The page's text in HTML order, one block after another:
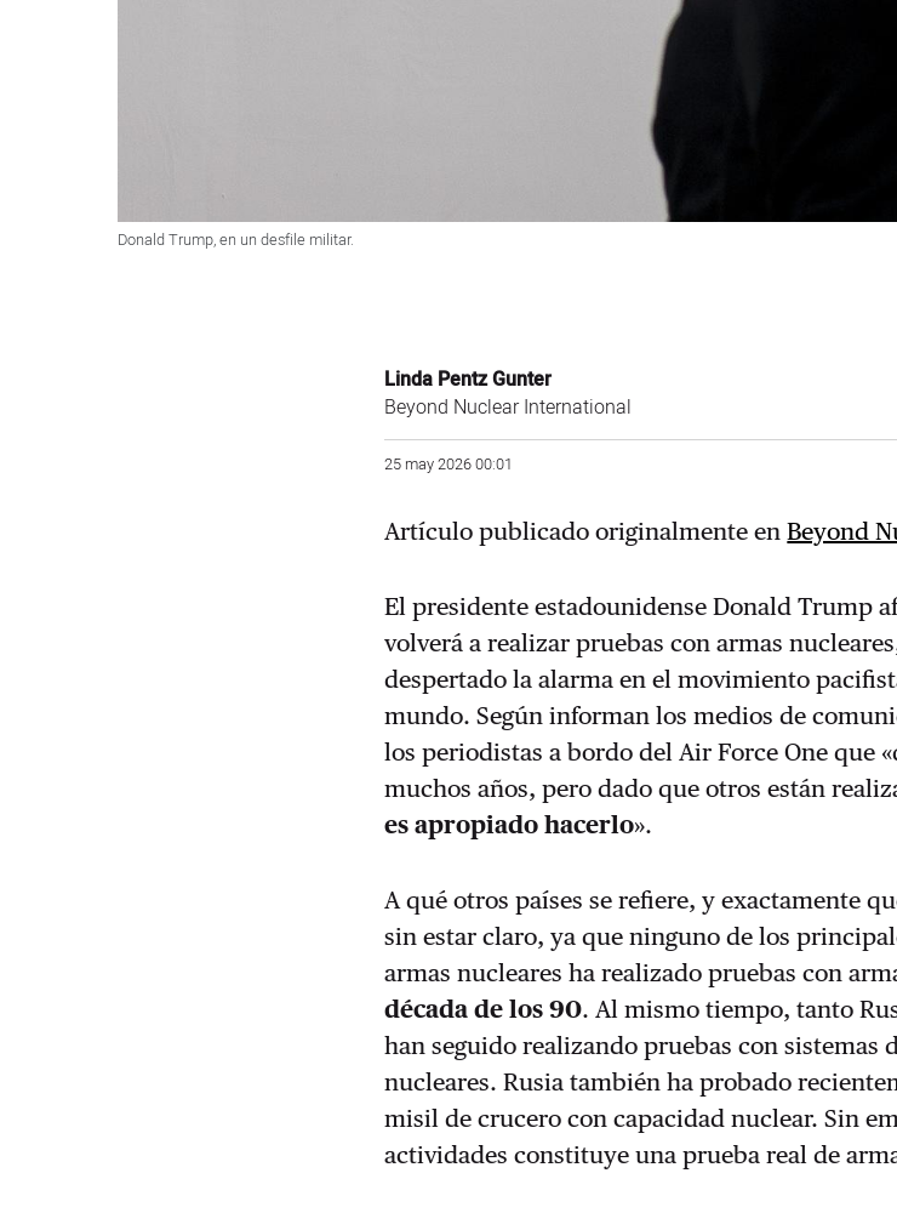
Donald Trump, en un desfile militar.
Linda Pentz Gunter
Beyond Nuclear International
25 may 2026 00:01
Artículo publicado originalmente enBeyond
El presidente estadounidense Donald Trump
volverá a realizar pruebas con armas
despertado la alarma en el movimiento
mundo. Según informan los medios de
los periodistas a bordo del Air Force One que
muchos años, pero dado que otros están
es apropiado hacerlo».
A qué otros países se refiere, y exactamente
sin estar claro, ya que ninguno de los
armas nucleares ha realizado pruebas con
década de los 90. Al mismo tiempo, tanto
han seguido realizando pruebas con sistemas
nucleares. Rusia también ha probado
misil de crucero con capacidad nuclear. Sin
actividades constituye una prueba real de